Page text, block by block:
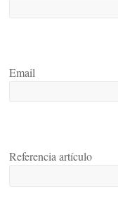
Email
Referencia artículo